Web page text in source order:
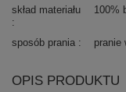
skład materiału
100%
sposób prania pranie
OPIS PRODUKTU